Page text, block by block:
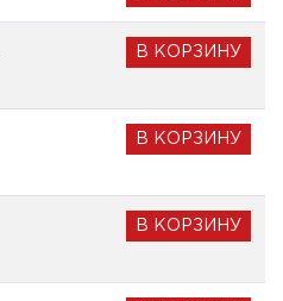
В КОРЗИНУ
В КОРЗИНУ
В КОРЗИНУ